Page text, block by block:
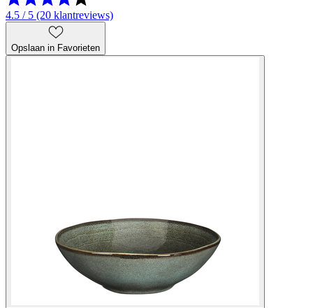
4.5 / 5 (20 klantreviews)
Opslaan in Favorieten